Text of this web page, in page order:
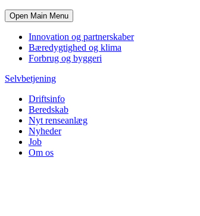
Open Main Menu
Innovation og partnerskaber
Bæredygtighed og klima
Forbrug og byggeri
Selvbetjening
Driftsinfo
Beredskab
Nyt renseanlæg
Nyheder
Job
Om os